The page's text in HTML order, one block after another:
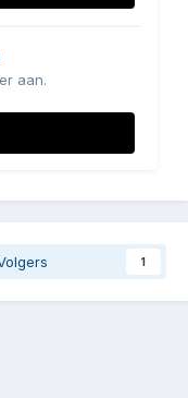
aan.
1